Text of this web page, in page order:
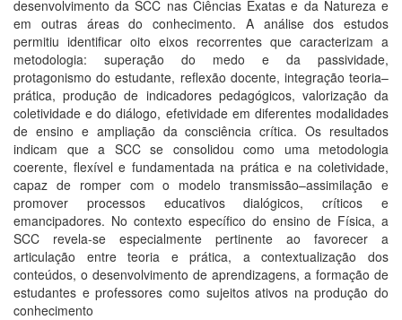
desenvolvimento da SCC nas Ciências Exatas e da Natureza e
em outras áreas do conhecimento. A análise dos estudos
permitiu identificar oito eixos recorrentes que caracterizam a
metodologia: superação do medo e da passividade,
protagonismo do estudante, reflexão docente, integração teoria–
prática, produção de indicadores pedagógicos, valorização da
coletividade e do diálogo, efetividade em diferentes modalidades
de ensino e ampliação da consciência crítica. Os resultados
indicam que a SCC se consolidou como uma metodologia
coerente, flexível e fundamentada na prática e na coletividade,
capaz de romper com o modelo transmissão–assimilação e
promover processos educativos dialógicos, críticos e
emancipadores. No contexto específico do ensino de Física, a
SCC revela-se especialmente pertinente ao favorecer a
articulação entre teoria e prática, a contextualização dos
conteúdos, o desenvolvimento de aprendizagens, a formação de
estudantes e professores como sujeitos ativos na produção do
conhecimento